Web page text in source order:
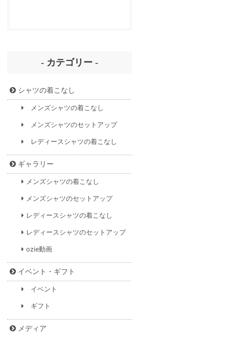
- カテゴリー -
シャツの着こなし
メンズシャツの着こなし
メンズシャツのセットアップ
レディースシャツの着こなし
ギャラリー
メンズシャツの着こなし
メンズシャツのセットアップ
レディースシャツの着こなし
レディースシャツのセットアップ
ozie動画
イベント・ギフト
イベント
ギフト
メディア